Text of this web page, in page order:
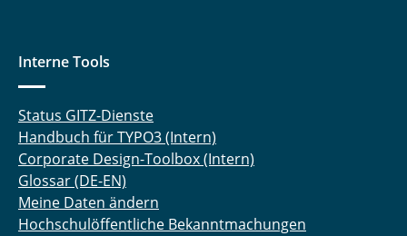
Interne Tools
Status GITZ-Dienste
Handbuch für TYPO3 (Intern)
Corporate Design-Toolbox (Intern)
Glossar (DE-EN)
Meine Daten ändern
Hochschulöffentliche Bekanntmachungen